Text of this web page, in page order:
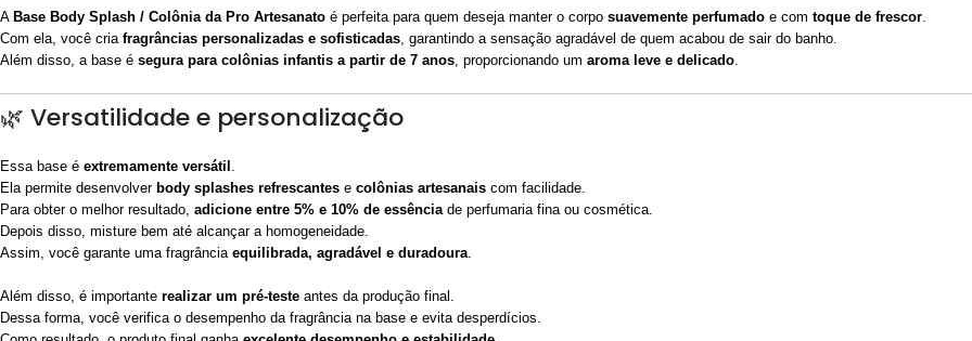
A Base Body Splash / Colônia da Pro Artesanato é perfeita para quem deseja manter o corpo suavemente perfumado e com toque de frescor.
Com ela, você cria fragrâncias personalizadas e sofisticadas, garantindo a sensação agradável de quem acabou de sair do banho.
Além disso, a base é segura para colônias infantis a partir de 7 anos, proporcionando um aroma leve e delicado.
🌿 Versatilidade e personalização
Essa base é extremamente versátil
Ela permite desenvolver body splashes refrescantes e colônias artesanais com facilidade.
Para obter o melhor resultado, adicione entre 5% e 10% de essência de perfumaria fina ou cosmética.
Depois disso, misture bem até alcançar a homogeneidade.
Assim, você garante uma fragrância equilibrada, agradável e duradoura
Além disso, é importante realizar um pré-teste antes da produção final.
Dessa forma, você verifica o desempenho da fragrância na base e evita desperdícios.